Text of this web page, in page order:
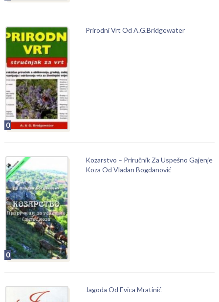
0
Prirodni Vrt Od A.G.Bridgewater
0
Kozarstvo – Priručnik Za Uspešno Gajenje
Koza Od Vladan Bogdanović
Jagoda Od Evica Mratinić